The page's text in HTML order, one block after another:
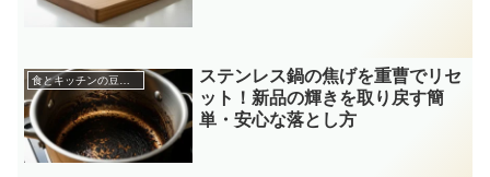
ステンレス鍋の焦げを重曹でリセ
ット！新品の輝きを取り戻す簡
単・安心な落とし方